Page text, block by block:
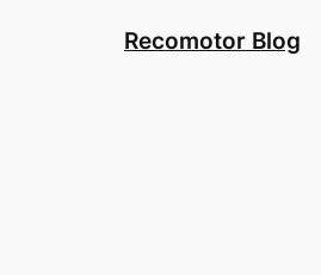
Recomotor Blog